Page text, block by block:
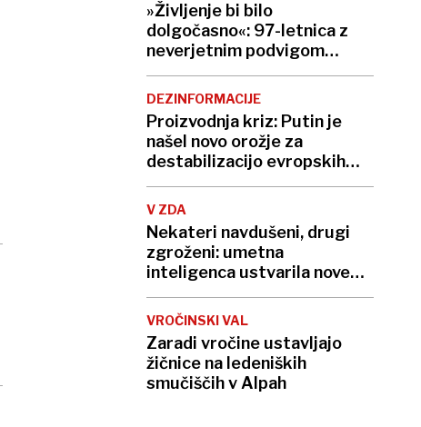
»Življenje bi bilo
dolgočasno«: 97-letnica z
neverjetnim podvigom
podrla lastni rekord
DEZINFORMACIJE
Proizvodnja kriz: Putin je
našel novo orožje za
destabilizacijo evropskih
demokracij
V ZDA
Nekateri navdušeni, drugi
zgroženi: umetna
inteligenca ustvarila nove
viruse
VROČINSKI VAL
Zaradi vročine ustavljajo
žičnice na ledeniških
smučiščih v Alpah